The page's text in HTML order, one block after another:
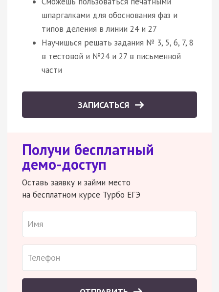
шпаргалками для обоснования фаз и
типов деления в линии 24 и 27
Научишься решать задания № 3, 5, 6, 7, 8
в тестовой и №24 и 27 в письменной
части
ЗАПИСАТЬСЯ
Получи бесплатный
демо-доступ
Оставь заявку и займи место
на бесплатном курсе Турбо ЕГЭ